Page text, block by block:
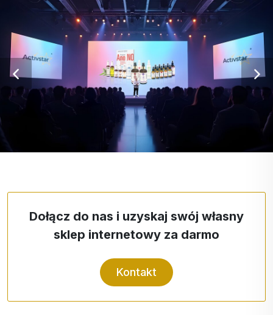
Dołącz do nas i uzyskaj swój własny
sklep internetowy za darmo
Kontakt